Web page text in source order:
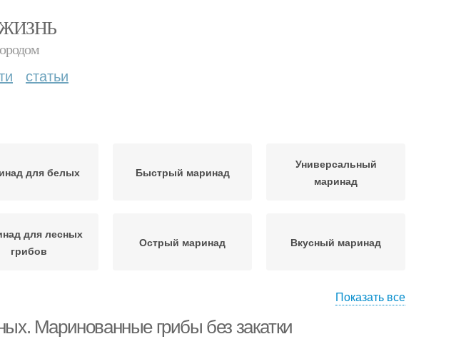
статьи
для белых Быстрый маринад
Универсальный
маринад
для лесных
грибов
Острый маринад Вкусный маринад
Показать все
Маринованные грибы без закатки